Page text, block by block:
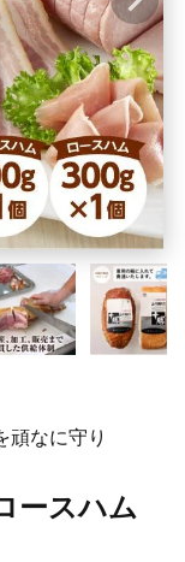
頑なに守り
ースハム